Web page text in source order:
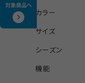
スリム
テーパード
ワイド
セミフレア
クロップド丈
アンクル丈(
フルレングス
カラー
ホワイト
ブラック
サイズ
S
M
シーズン
オールシーズン
機能